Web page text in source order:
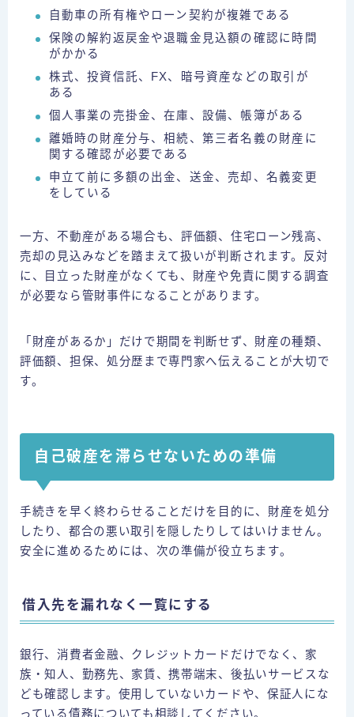
自動車の所有権やローン契約が複雑である
保険の解約返戻金や退職金見込額の確認に時間
がかかる
株式、投資信託、FX、暗号資産などの取引が
ある
個人事業の売掛金、在庫、設備、帳簿がある
離婚時の財産分与、相続、第三者名義の財産に
関する確認が必要である
申立て前に多額の出金、送金、売却、名義変更
をしている
一方、不動産がある場合も、評価額、住宅ローン残高、
売却の見込みなどを踏まえて扱いが判断されます。反対
に、目立った財産がなくても、財産や免責に関する調査
が必要なら管財事件になることがあります。
「財産があるか」だけで期間を判断せず、財産の種類、
評価額、担保、処分歴まで専門家へ伝えることが大切で
す。
自己破産を滞らせないための準備
手続きを早く終わらせることだけを目的に、財産を処分
したり、都合の悪い取引を隠したりしてはいけません。
安全に進めるためには、次の準備が役立ちます。
借入先を漏れなく一覧にする
銀行、消費者金融、クレジットカードだけでなく、家
族・知人、勤務先、家賃、携帯端末、後払いサービスな
ども確認します。使用していないカードや、保証人にな
っている債務についても相談してください。